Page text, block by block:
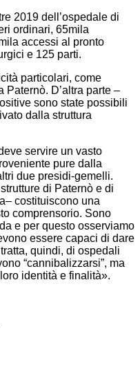
2019 dell’ospedale di
ordinari, 65mila
accessi al pronto
e 125 parti.
particolari, come
Paternò. D’altra parte –
sono state possibili
dalla struttura
servire un vasto
pure dalla
due presidi-gemelli.
di Paternò e di
costituiscono una
comprensorio. Sono
e per questo osserviamo
essere capaci di dare
quindi, di ospedali
“cannibalizzarsi”, ma
identità e finalità».